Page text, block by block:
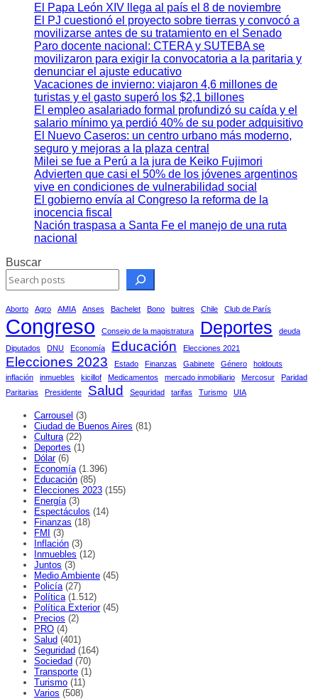
El Papa León XIV llega al país el 8 de noviembre
El PJ cuestionó el proyecto sobre tierras y convocó a
movilizarse antes de su tratamiento en el Senado
Paro docente nacional: CTERA y SUTEBA se
movilizaron para exigir la convocatoria a la paritaria y
denunciar el ajuste educativo
Vacaciones de invierno: viajaron 4,6 millones de
turistas y el gasto superó los $2,1 billones
El empleo asalariado formal profundizó su caída y el
salario mínimo ya perdió 40% de su poder adquisitivo
El Nuevo Caseros: un centro urbano más moderno,
seguro y mejoras a la plaza central
Milei se fue a Perú a la jura de Keiko Fujimori
Advierten que casi el 50% de los jóvenes argentinos
vive en condiciones de vulnerabilidad social
El gobierno envía al Congreso la reforma de la
inocencia fiscal
Nación traspasa a Santa Fe el manejo de una ruta
nacional
Buscar
Aborto Agro AMIA Anses Bachelet Bono buitres Chile Club de París
Congreso Consejo de la magistratura Deportes
deuda
Diputados
DNU Economía Educación Elecciones 2021
Elecciones 2023 Estado Finanzas Gabinete Género
holdouts
inflación
inmuebles kicillof Medicamentos mercado inmobiliario Mercosur
Paridad
Paritarias
Presidente Salud Seguridad tarifas Turismo UIA
Carrousel (3)
Ciudad de Buenos Aires (81)
Cultura (22)
Deportes (1)
Dólar(6)
Economía (1.396)
Educación (85)
Elecciones 2023 (155)
Energía (3)
Espectáculos (14)
Finanzas (18)
FMI
(3)
Inflación (3)
Inmuebles (12)
Juntos (3)
Medio Ambiente (45)
Policía (27)
Política (1.512)
Política Exterior(45)
Precios (2)
PRO (4)
Salud (401)
Seguridad (164)
Sociedad (70)
Transporte (1)
Turismo (11)
Varios (508)